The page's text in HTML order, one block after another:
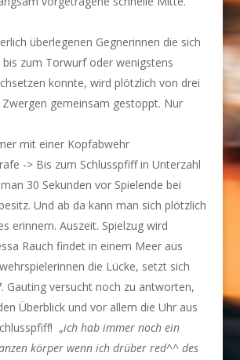
überlegenen Gegnerinnen die sich
zum Torwurf oder wenigstens
konnte, wird plötzlich von drei
gemeinsam gestoppt. Nur
mit einer Kopfabwehr
-> Bis zum Schlusspfiff in Unterzahl
30 Sekunden vor Spielende bei
Und ab da kann man sich plötzlich
erinnern. Auszeit. Spielzug wird
Rauch findet in einem Meer aus
die Lücke, setzt sich
Gauting versucht noch zu antworten,
Überblick und vor allem die Uhr aus
„ich hab immer noch ein
körper wenn ich drüber red^^ des